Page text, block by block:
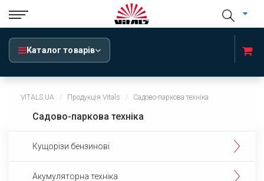
Каталог товарів
VITALS.UA Продукція Vitals Садово-паркова техніка
Садово-паркова техніка
Кущорізи бензинові
Акумуляторна техніка